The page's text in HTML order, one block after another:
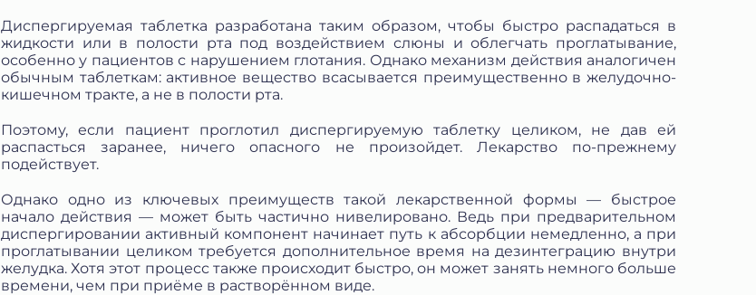
Диспергируемая таблетка разработана таким образом, чтобы быстро распадаться в
жидкости или в полости рта под воздействием слюны и облегчать проглатывание,
особенно у пациентов с нарушением глотания. Однако механизм действия аналогичен
обычным таблеткам: активное вещество всасывается преимущественно в желудочно-
кишечном тракте, а не в полости рта.
Поэтому, если пациент проглотил диспергируемую таблетку целиком, не дав ей
распасться заранее, ничего опасного не произойдет. Лекарство по-прежнему
подействует.
Однако одно из ключевых преимуществ такой лекарственной формы — быстрое
начало действия — может быть частично нивелировано. Ведь при предварительном
диспергировании активный компонент начинает путь к абсорбции немедленно, а при
проглатывании целиком требуется дополнительное время на дезинтеграцию внутри
желудка. Хотя этот процесс также происходит быстро, он может занять немного больше
времени, чем при приёме в растворённом виде.